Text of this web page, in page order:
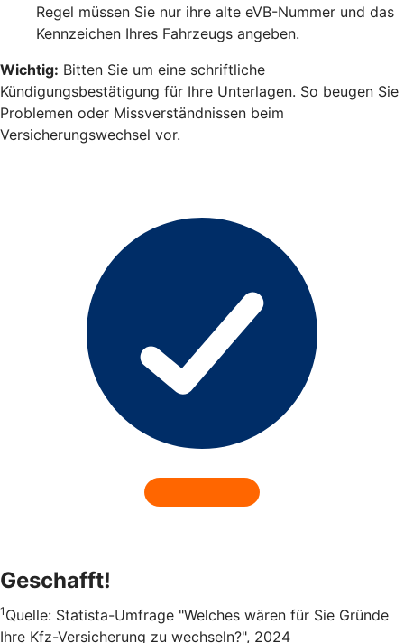
Regel müssen Sie nur ihre alte eVB-Nummer und das
Kennzeichen Ihres Fahrzeugs angeben.
Wichtig: Bitten Sie um eine schriftliche
Kündigungsbestätigung für Ihre Unterlagen. So beugen Sie
Problemen oder Missverständnissen beim
Versicherungswechsel vor.
Geschafft!
1 Quelle: Statista-Umfrage "Welches wären für Sie Gründe
Ihre Kfz-Versicherung zu wechseln?", 2024